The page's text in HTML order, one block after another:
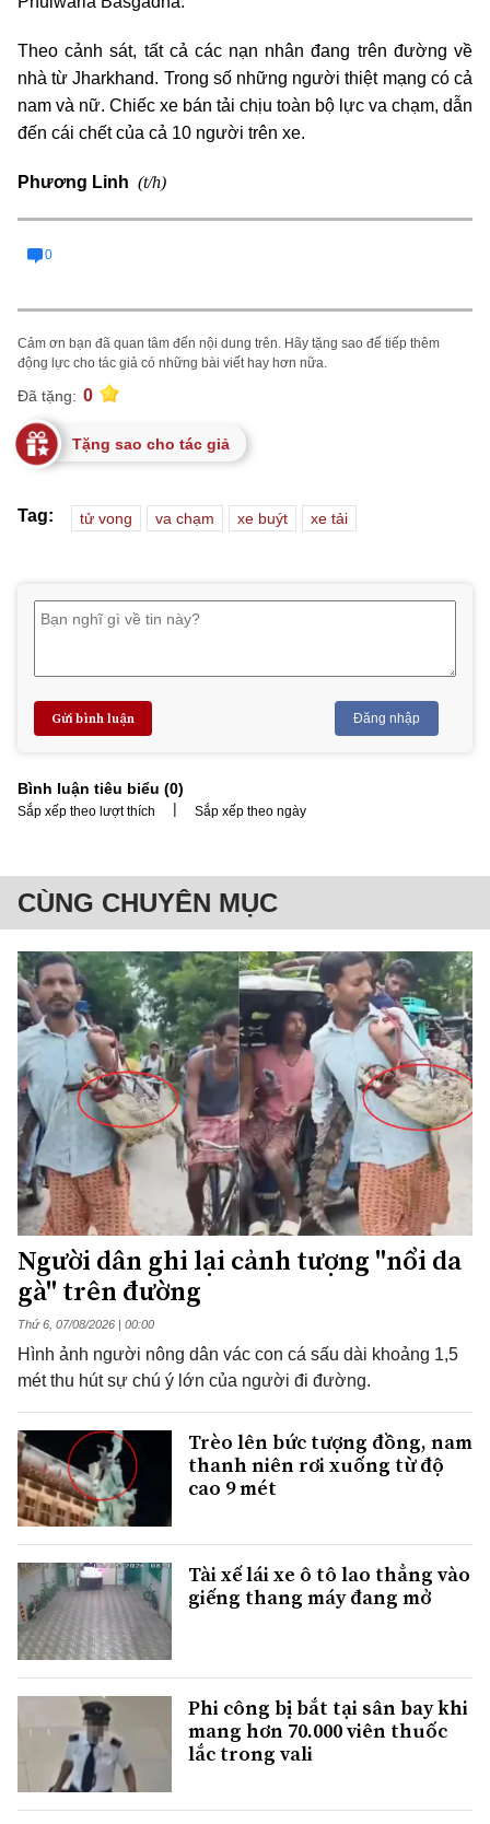
Theo cảnh sát, tất cả các nạn nhân đang trên đường về
nhà từ Jharkhand. Trong số những người thiệt mạng có cả
nam và nữ. Chiếc xe bán tải chịu toàn bộ lực va chạm, dẫn
đến cái chết của cả 10 người trên xe.
Phương Linh (t/h)
0
Cảm ơn bạn đã quan tâm đến nội dung trên. Hãy tặng sao để tiếp thêm
động lực cho tác giả có những bài viết hay hơn nữa.
Đã tặng: 0
Tặng sao cho tác giả
Tag: tử vong va chạm xe buýt xe tải
Gửi bình luận Đăng nhập
Bình luận tiêu biểu (0)
Sắp xếp theo lượt thích | Sắp xếp theo ngày
CÙNG CHUYÊN MỤC
Người dân ghi lại cảnh tượng "nổi da
gà" trên đường
Thứ 6, 07/08/2026 | 00:00
Hình ảnh người nông dân vác con cá sấu dài khoảng 1,5
mét thu hút sự chú ý lớn của người đi đường.
Trèo lên bức tượng đồng, nam
thanh niên rơi xuống từ độ
cao 9 mét
Tài xế lái xe ô tô lao thẳng vào
giếng thang máy đang mở
Phi công bị bắt tại sân bay khi
mang hơn 70.000 viên thuốc
lắc trong vali